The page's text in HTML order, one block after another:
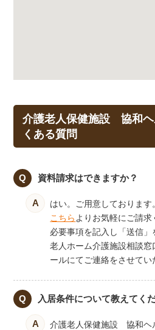
介護老人保健施設 協和ヘ
くある質問
資料請求はできますか？
はい。ご用意しております
こちら よりお気軽にご請求
必要事項を記入し「送信
老人ホーム介護施設相談
ールにてご連絡をさせてい
入居条件について教えてくだ
介護老人保健施設 協和ヘ